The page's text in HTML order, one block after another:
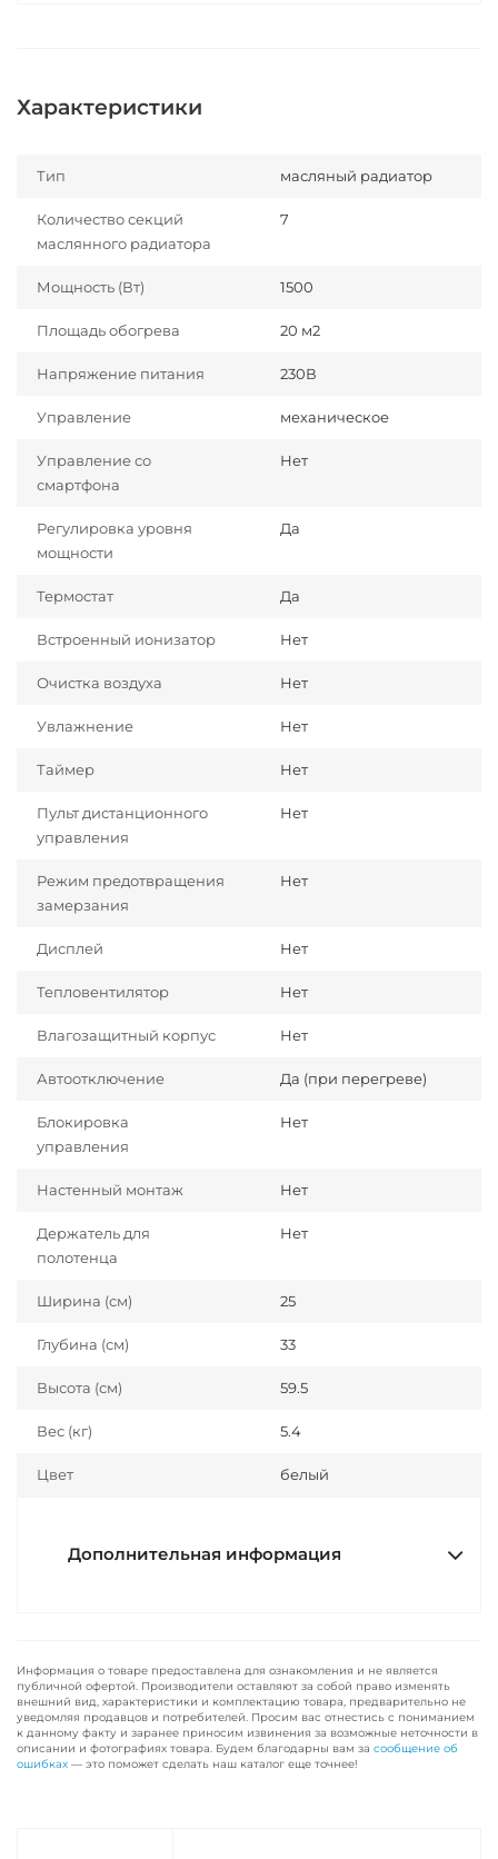
Характеристики
Тип масляный радиатор
Количество секций
маслянного радиатора
7
Мощность (Вт) 1500
Площадь обогрева 20 м2
Напряжение питания 230В
Управление механическое
Управление со
смартфона
Нет
Регулировка уровня
мощности
Да
Термостат Да
Встроенный ионизатор Нет
Очистка воздуха Нет
Увлажнение Нет
Таймер Нет
Пульт дистанционного
управления
Нет
Режим предотвращения
замерзания
Нет
Дисплей Нет
Тепловентилятор Нет
Влагозащитный корпус Нет
Автоотключение Да (при перегреве)
Блокировка
управления
Нет
Настенный монтаж Нет
Держатель для
полотенца
Нет
Ширина (см) 25
Глубина (см) 33
Высота (см) 59.5
Вес (кг) 5.4
Цвет белый
Дополнительная информация
Информация о товаре предоставлена для ознакомления и не является
публичной офертой. Производители оставляют за собой право изменять
внешний вид, характеристики и комплектацию товара, предварительно не
уведомляя продавцов и потребителей. Просим вас отнестись с пониманием
к данному факту и заранее приносим извинения за возможные неточности в
описании и фотографиях товара. Будем благодарны вам за сообщение об
ошибках — это поможет сделать наш каталог еще точнее!